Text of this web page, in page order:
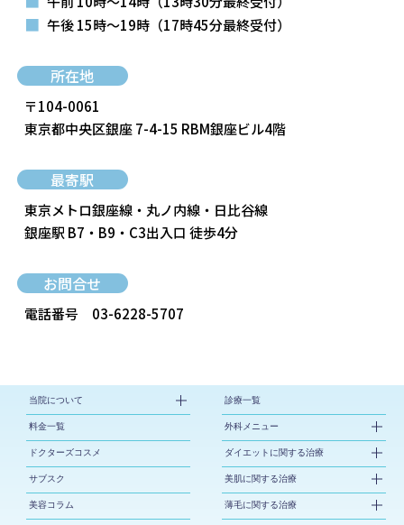
■ 午後 15時～19時 （17時45分最終受付）
所在地
〒104-0061
東京都中央区銀座 7-4-15 RBM銀座ビル4階
最寄駅
東京メトロ銀座線・丸ノ内線・日比谷線
銀座駅 B7・B9・C3出入口 徒歩4分
お問合せ
電話番号 03-6228-5707
当院について
料金一覧
ドクターズコスメ
サブスク
美容コラム
診療一覧
外科メニュー
ダイエットに関する治療
美肌に関する治療
薄毛に関する治療